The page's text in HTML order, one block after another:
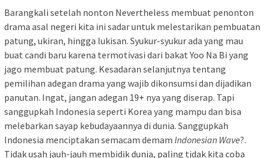
Barangkali setelah nonton Nevertheless membuat penonton
drama asal negeri kita ini sadar untuk melestarikan pembuatan
patung, ukiran, hingga lukisan. Syukur-syukur ada yang mau
buat candi baru karena termotivasi dari bakat Yoo Na Bi yang
jago membuat patung. Kesadaran selanjutnya tentang
pemilihan adegan drama yang wajib dikonsumsi dan dijadikan
panutan. Ingat, jangan adegan 19+ nya yang diserap. Tapi
sanggupkah Indonesia seperti Korea yang mampu dan bisa
melebarkan sayap kebudayaannya di dunia. Sanggupkah
Indonesia menciptakan semacam demam Indonesian Wave?.
Tidak usah jauh-jauh membidik dunia, paling tidak kita coba